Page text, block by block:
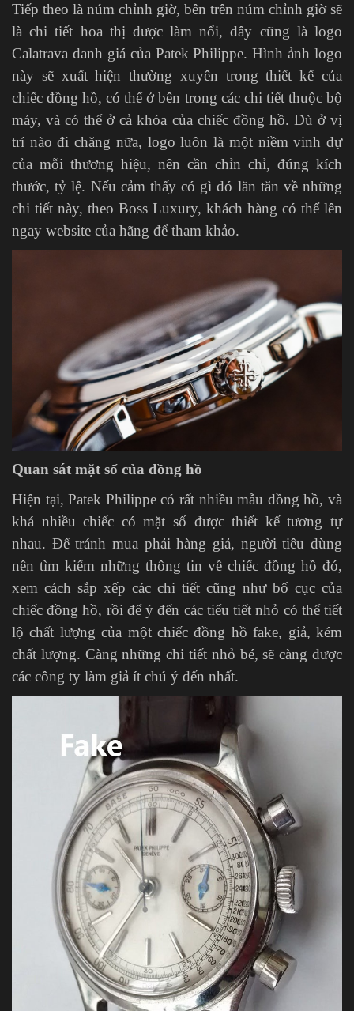
Tiếp theo là núm chỉnh giờ, bên trên núm chỉnh giờ sẽ
là chi tiết hoa thị được làm nổi, đây cũng là logo
Calatrava danh giá của Patek Philippe. Hình ảnh logo
này sẽ xuất hiện thường xuyên trong thiết kế của
chiếc đồng hồ, có thể ở bên trong các chi tiết thuộc bộ
máy, và có thể ở cả khóa của chiếc đồng hồ. Dù ở vị
trí nào đi chăng nữa, logo luôn là một niềm vinh dự
của mỗi thương hiệu, nên cần chỉn chỉ, đúng kích
thước, tỷ lệ. Nếu cảm thấy có gì đó lăn tăn về những
chi tiết này, theo Boss Luxury, khách hàng có thể lên
ngay website của hãng để tham khảo.
Quan sát mặt số của đồng hồ
Hiện tại, Patek Philippe có rất nhiều mẫu đồng hồ, và
khá nhiều chiếc có mặt số được thiết kế tương tự
nhau. Để tránh mua phải hàng giả, người tiêu dùng
nên tìm kiếm những thông tin về chiếc đồng hồ đó,
xem cách sắp xếp các chi tiết cũng như bố cục của
chiếc đồng hồ, rồi để ý đến các tiểu tiết nhỏ có thể tiết
lộ chất lượng của một chiếc đồng hồ fake, giả, kém
chất lượng. Càng những chi tiết nhỏ bé, sẽ càng được
các công ty làm giả ít chú ý đến nhất.